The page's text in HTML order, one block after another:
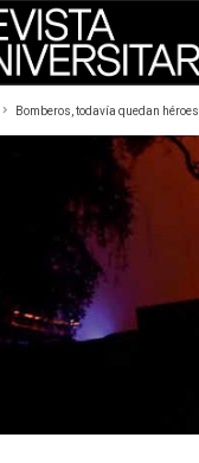
Bomberos, todavía quedan héroes